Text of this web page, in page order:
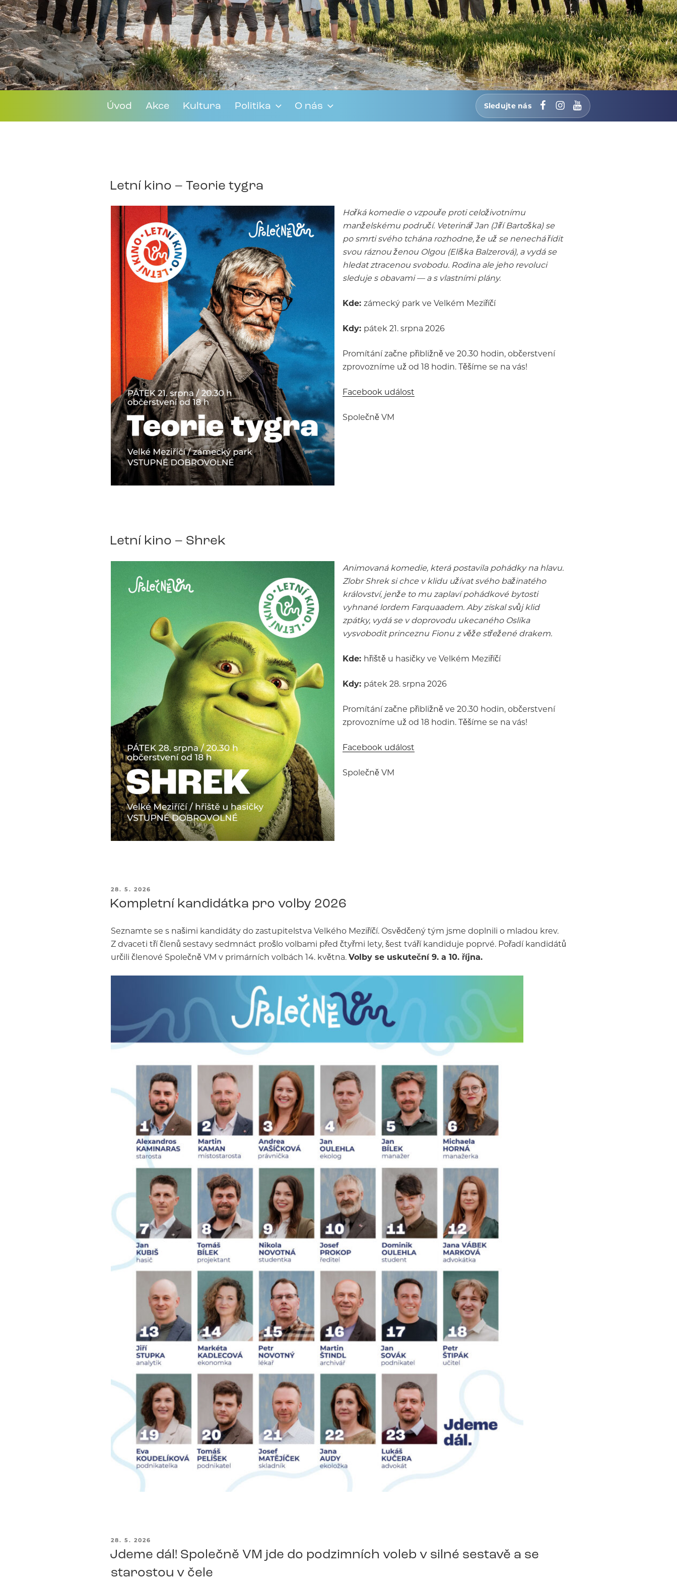
Úvod Akce Kultura Politika O nás Sledujte nás Facebook
Instagram
YouTube
Letní kino – Teorie tygra
Hořká komedie o vzpouře proti celoživotnímu
manželskému područí. Veterinář Jan (Jiří Bartoška) se
po smrti svého tchána rozhodne, že už se nenechá řídit
svou ráznou ženou Olgou (Eliška Balzerová), a vydá se
hledat ztracenou svobodu. Rodina ale jeho revoluci
sleduje s obavami — a s vlastními plány.
Kde: zámecký park ve Velkém Meziříčí
Kdy: pátek 21. srpna 2026
Promítání začne přibližně ve 20.30 hodin, občerstvení
zprovozníme už od 18 hodin. Těšíme se na vás!
Facebook událost
Společně VM
Letní kino – Shrek
Animovaná komedie, která postavila pohádky na hlavu.
Zlobr Shrek si chce v klidu užívat svého bažinatého
království, jenže to mu zaplaví pohádkové bytosti
vyhnané lordem Farquaadem. Aby získal svůj klid
zpátky, vydá se v doprovodu ukecaného Oslíka
vysvobodit princeznu Fionu z věže střežené drakem.
Kde: hřiště u hasičky ve Velkém Meziříčí
Kdy: pátek 28. srpna 2026
Promítání začne přibližně ve 20.30 hodin, občerstvení
zprovozníme už od 18 hodin. Těšíme se na vás!
Facebook událost
Společně VM
PUBLIKOVÁNO
28. 5. 2026
Kompletní kandidátka pro volby 2026
Seznamte se s našimi kandidáty do zastupitelstva Velkého Meziříčí. Osvědčený tým jsme doplnili o mladou krev.
Z dvaceti tří členů sestavy sedmnáct prošlo volbami před čtyřmi lety, šest tváří kandiduje poprvé. Pořadí kandidátů
určili členové Společně VM v primárních volbách 14. května.Volby se uskuteční 9. a 10. října.
PUBLIKOVÁNO
28. 5. 2026
Jdeme dál! Společně VM jde do podzimních voleb v silné sestavě a se
starostou v čele